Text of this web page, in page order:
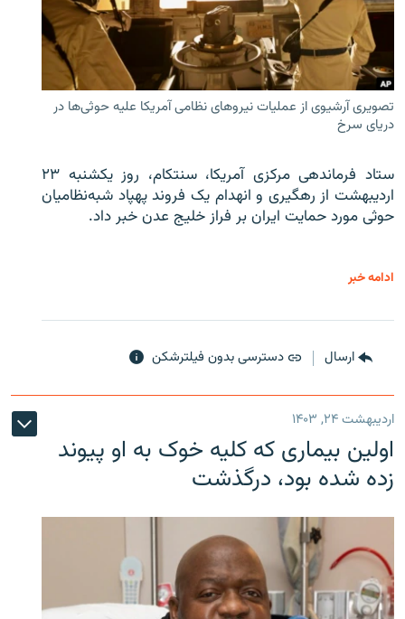
تصویری آرشیوی از عملیات نیروهای نظامی آمریکا علیه حوثی‌ها در
دریای سرخ
ستاد فرماندهی مرکزی آمریکا، سنتکام، روز یکشنبه ۲۳
اردیبهشت از رهگیری و انهدام یک فروند پهپاد شبه‌نظامیان
حوثی‌ مورد حمایت ایران بر فراز خلیج عدن خبر داد.
ادامه خبر
ارسال دسترسی بدون فیلترشکن
اردیبهشت ۲۴, ۱۴۰۳
اولین بیماری که کلیه خوک به او پیوند
زده شده بود، درگذشت